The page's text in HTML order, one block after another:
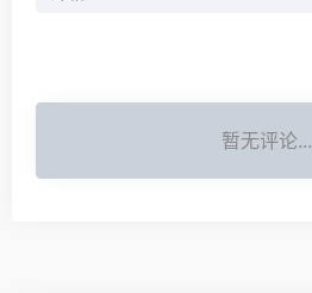
暂无评论...